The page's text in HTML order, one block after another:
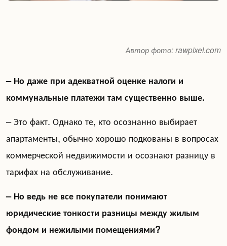
Автор фото: rawpixel.com
– Но даже при адекватной оценке налоги и
коммунальные платежи там существенно выше.
– Это факт. Однако те, кто осознанно выбирает
апартаменты, обычно хорошо подкованы в вопросах
коммерческой недвижимости и осознают разницу в
тарифах на обслуживание.
– Но ведь не все покупатели понимают
юридические тонкости разницы между жилым
фондом и нежилыми помещениями?